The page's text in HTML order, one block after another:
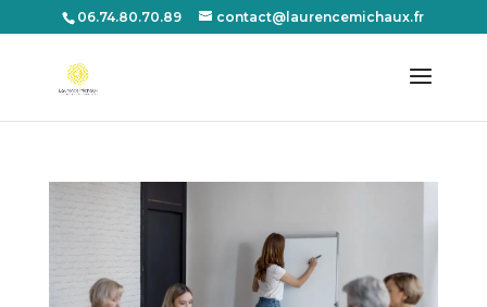
06.74.80.70.89 contact@laurencemichaux.fr